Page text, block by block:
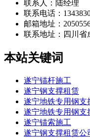
联系人：陆经理
联系电话：
邮箱地址：
联系地址： 四川
本站关键词
遂宁锚杆施工
遂宁钢支撑租赁
遂宁地铁专用钢支
遂宁地铁专用钢支
遂宁锚索施工
遂宁钢支撑租赁公